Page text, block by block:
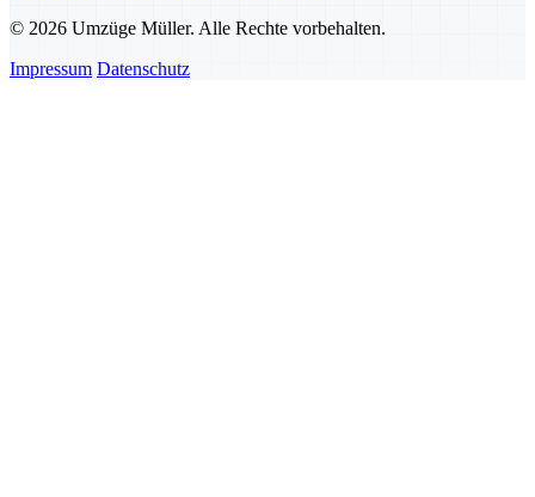
© 2026 Umzüge Müller. Alle Rechte vorbehalten.
Impressum Datenschutz